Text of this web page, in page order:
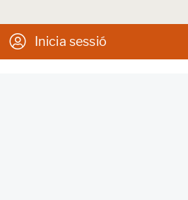
Inicia sessió